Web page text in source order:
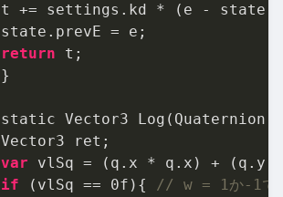
t += settings.kd * (e -
return t;
}
static Vector3
var
if (vlSq == 0f ){ // w = 1か-1で、